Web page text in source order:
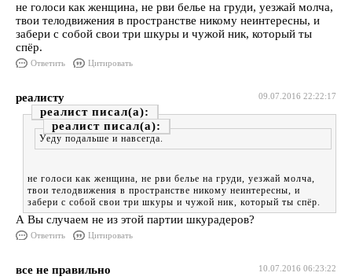
не голоси как женщина, не рви белье на груди, уезжай молча,
твои телодвижения в пространстве никому неинтересны, и
забери с собой свои три шкуры и чужой ник, который ты
спёр.
Ответить Цитировать
09.07.2016 22:22:17
реалисту
реалист
реалист
Уеду подальше и навсегда.
не голоси как женщина, не рви белье на груди, уезжай молча,
твои телодвижения в пространстве никому неинтересны, и
забери с собой свои три шкуры и чужой ник, который ты спёр.
А Вы случаем не из этой партии шкурадеров?
Ответить Цитировать
10.07.2016 06:23:22
все не правильно